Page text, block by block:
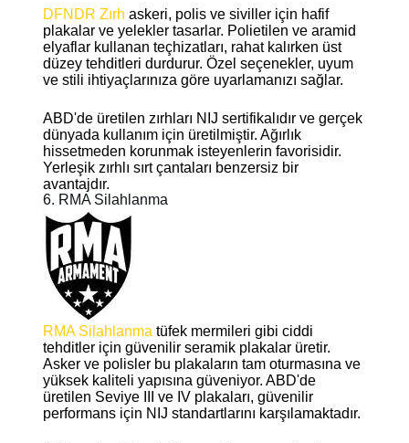
DFNDR Zırh askeri, polis ve siviller için hafif
plakalar ve yelekler tasarlar. Polietilen ve aramid
elyaflar kullanan teçhizatları, rahat kalırken üst
düzey tehditleri durdurur. Özel seçenekler, uyum
ve stili ihtiyaçlarınıza göre uyarlamanızı sağlar.
ABD'de üretilen zırhları NIJ sertifikalıdır ve gerçek
dünyada kullanım için üretilmiştir. Ağırlık
hissetmeden korunmak isteyenlerin favorisidir.
Yerleşik zırhlı sırt çantaları benzersiz bir
avantajdır.
6. RMA Silahlanma
RMA Silahlanma tüfek mermileri gibi ciddi
tehditler için güvenilir seramik plakalar üretir.
Asker ve polisler bu plakaların tam oturmasına ve
yüksek kaliteli yapısına güveniyor. ABD'de
üretilen Seviye III ve IV plakaları, güvenilir
performans için NIJ standartlarını karşılamaktadır.